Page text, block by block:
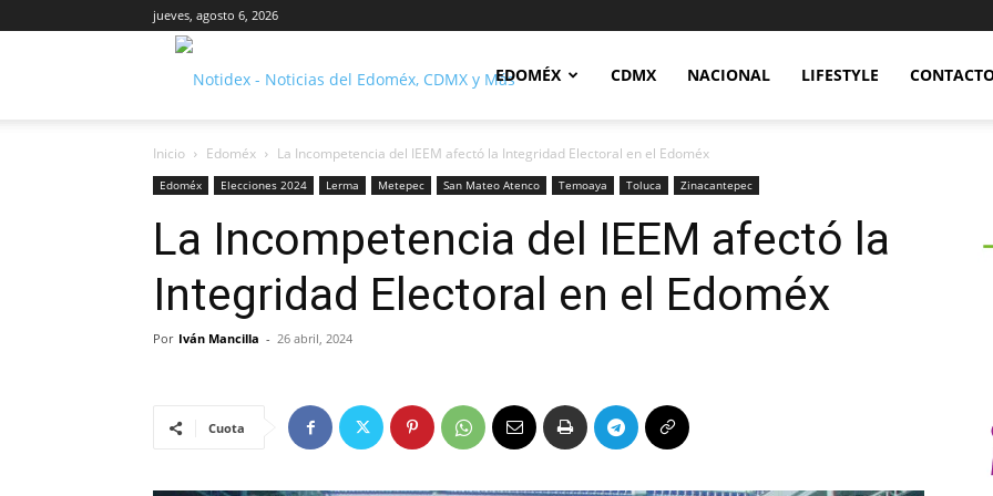
jueves, agosto 6, 2026
Notidex
EDOMÉX CDMX NACIONAL LIFESTYLE
Inicio Edoméx La Incompetencia del IEEM afectó la Integridad Electoral en el Edoméx
Edoméx Elecciones 2024 Lerma Metepec San Mateo Atenco Temoaya Toluca Zinacantepec
La Incompetencia del IEEM afectó la
Integridad Electoral en el Edoméx
Por Iván Mancilla - 26 abril, 2024
Cuota